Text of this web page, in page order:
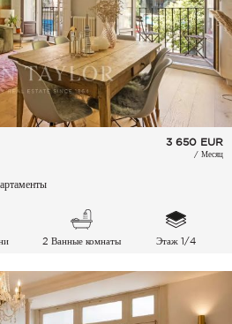
3 650 EUR
/ Месяц
2 Ванные комнаты Этаж 1/4